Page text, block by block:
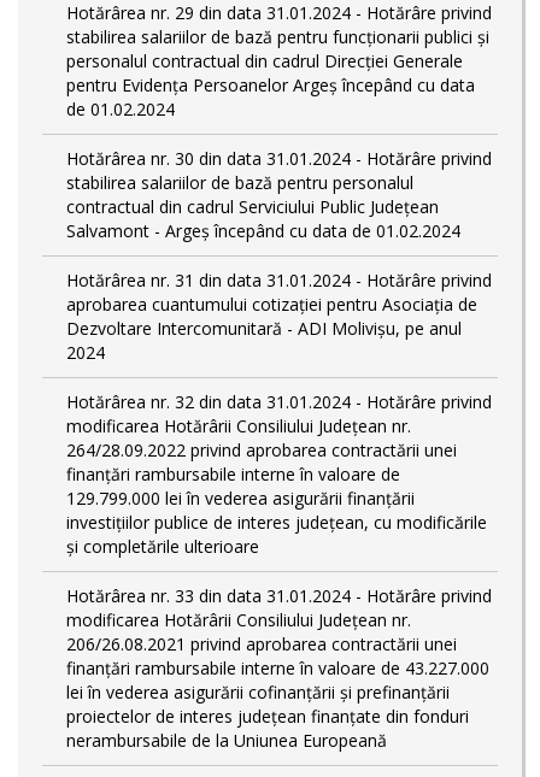
Hotărârea nr. 29 din data 31.01.2024 - Hotărâre privind
stabilirea salariilor de bază pentru funcționarii publici și
personalul contractual din cadrul Direcției Generale
pentru Evidența Persoanelor Argeş începând cu data
de 01.02.2024
Hotărârea nr. 30 din data 31.01.2024 - Hotărâre privind
stabilirea salariilor de bază pentru personalul
contractual din cadrul Serviciului Public Județean
Salvamont - Argeș începând cu data de 01.02.2024
Hotărârea nr. 31 din data 31.01.2024 - Hotărâre privind
aprobarea cuantumului cotizației pentru Asociația de
Dezvoltare Intercomunitară - ADI Molivișu, pe anul
2024
Hotărârea nr. 32 din data 31.01.2024 - Hotărâre privind
modificarea Hotărârii Consiliului Județean nr.
264/28.09.2022 privind aprobarea contractării unei
finanțări rambursabile interne în valoare de
129.799.000 lei în vederea asigurării finanțării
investițiilor publice de interes județean, cu modificările
și completările ulterioare
Hotărârea nr. 33 din data 31.01.2024 - Hotărâre privind
modificarea Hotărârii Consiliului Județean nr.
206/26.08.2021 privind aprobarea contractării unei
finanțări rambursabile interne în valoare de 43.227.000
lei în vederea asigurării cofinanțării și prefinanțării
proiectelor de interes județean finanțate din fonduri
nerambursabile de la Uniunea Europeană